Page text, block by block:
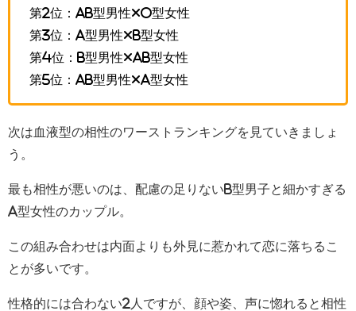
第2位：AB型男性×O型女性
第3位：A型男性×B型女性
第4位：B型男性×AB型女性
第5位：AB型男性×A型女性
次は血液型の相性のワーストランキングを見ていきましょ
う。
最も相性が悪いのは、配慮の足りないB型男子と細かすぎる
A型女性のカップル。
この組み合わせは内面よりも外見に惹かれて恋に落ちるこ
とが多いです。
性格的には合わない2人ですが、顔や姿、声に惚れると相性